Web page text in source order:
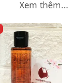
Xem thêm...